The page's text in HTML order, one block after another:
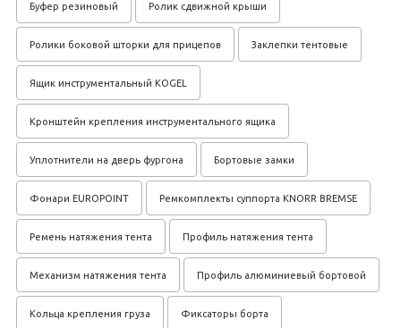
Буфер резиновый Ролик сдвижной крыши
Ролики боковой шторки для прицепов Заклепки тентовые
Ящик инструментальный KOGEL
Кронштейн крепления инструментального ящика
Уплотнители на дверь фургона Бортовые замки
Фонари EUROPOINT Ремкомплекты суппорта KNORR BREMSE
Ремень натяжения тента Профиль натяжения тента
Механизм натяжения тента Профиль алюминиевый бортовой
Кольца крепления груза Фиксаторы борта